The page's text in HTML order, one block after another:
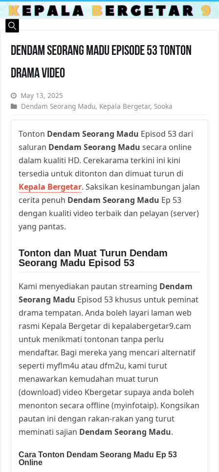
Dendam Seorang Madu Episode 53 Tonton
Drama Video
May 13, 2025
Dendam Seorang Madu, Kepala Bergetar, Sooka
Tonton Dendam Seorang Madu Episod 53 dari
saluran Dendam Seorang Madu secara online
dalam kualiti HD. Cerekarama terkini ini kini
tersedia untuk ditonton dan dimuat turun di
Kepala Bergetar. Saksikan kesinambungan jalan
cerita penuh Dendam Seorang Madu Ep 53
dengan kualiti video terbaik dan pelayan (server)
yang pantas.
Tonton dan Muat Turun Dendam
Seorang Madu Episod 53
Kami menyediakan pautan streaming Dendam
Seorang Madu Episod 53 khusus untuk peminat
drama tempatan. Anda boleh layari laman web
rasmi Kepala Bergetar di kepalabergetar9.cam
untuk menikmati tontonan tanpa perlu
mendaftar. Bagi mereka yang mencari alternatif
seperti myflm4u atau dfm2u, kami turut
menawarkan kemudahan muat turun
(download) video Kbergetar supaya anda boleh
menonton secara offline (myinfotaip). Kongsikan
pautan ini dengan rakan-rakan yang turut
meminati sajian Dendam Seorang Madu.
Cara Tonton Dendam Seorang Madu Ep 53
Online